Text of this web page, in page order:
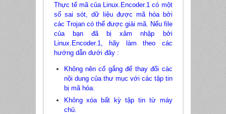
Thực tế mã của Linux.Encoder.1 có một
số sai sót, dữ liệu được mã hóa bởi
các Trojan có thể được giải mã. Nếu file
của bạn đã bị xâm nhập bởi
Linux.Encoder.1, hãy làm theo các
hướng dẫn dưới đây :
Không nên cố gắng để thay đổi các
nội dung của thư mục với các tập tin
bị mã hóa.
Không xóa bất kỳ tập tin từ máy
chủ.